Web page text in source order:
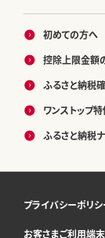
初めての方へ
控除上限金額
ふるさと納税
ワンストップ
ふるさと納税ナ
プライバシーポリシ
お客さまご利用端